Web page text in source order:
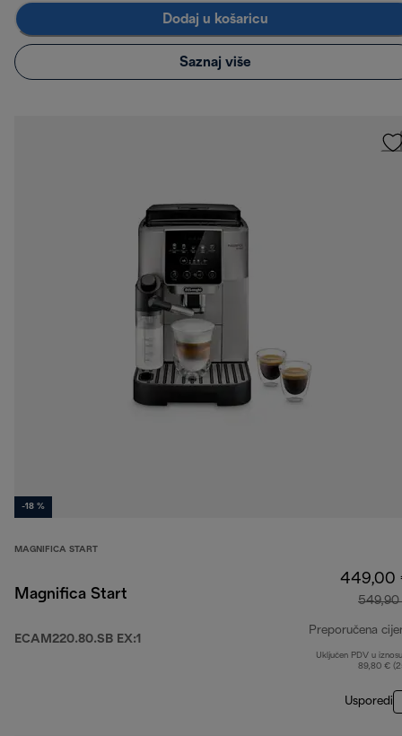
Dodaj u košaricu
Saznaj više
-18 %
MAGNIFICA START
Magnifica Start
ECAM220.80.SB EX:1
449,00
Preporučena
Uključen PDV u
89,80 €
Usporedi